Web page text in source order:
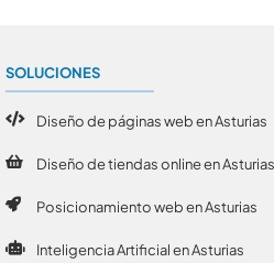
SOLUCIONES
Diseño de páginas web en Asturias
Diseño de tiendas online en Asturias
Posicionamiento web en Asturias
Inteligencia Artificial en Asturias